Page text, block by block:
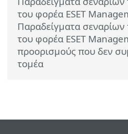
του φορέα ESET
Παραδείγματα σεναρίων
του φορέα ESET
προορισμούς που δεν
τομέα